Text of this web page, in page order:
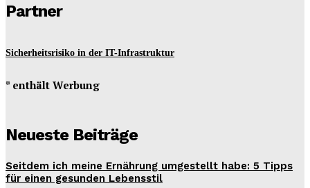
Partner
Sicherheitsrisiko in der IT-Infrastruktur
* enthält Werbung
Neueste Beiträge
Seitdem ich meine Ernährung umgestellt habe: 5 Tipps
für einen gesunden Lebensstil